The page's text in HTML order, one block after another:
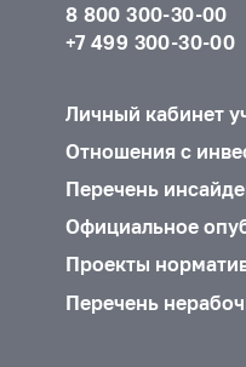
8 800 300-30-00
+7 499 300-30-00
Личный кабинет
Отношения с
Перечень
Официальное
Проекты
Перечень